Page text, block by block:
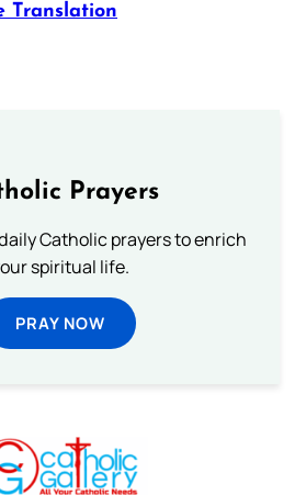
Translation
Prayers
Catholic prayers to enrich
spiritual life.
PRAY NOW